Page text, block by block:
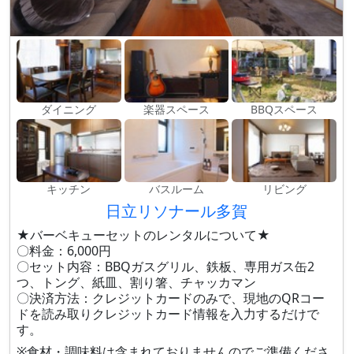
ダイニング 楽器スペース BBQスペース
キッチン バスルーム リビング
日立リソナール多賀
★バーベキューセットのレンタルについて★
〇料金：6,000円
〇セット内容：BBQガスグリル、鉄板、専用ガス缶2
つ、トング、紙皿、割り箸、チャッカマン
〇決済方法：クレジットカードのみで、現地のQRコー
ドを読み取りクレジットカード情報を入力するだけで
す。